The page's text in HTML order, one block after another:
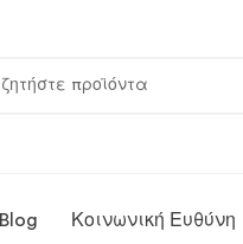
Blog Κοινωνική Ευθύνη